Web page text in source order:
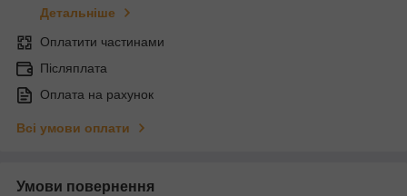
Детальніше
Оплатити частинами
Післяплата
Оплата на рахунок
Всі умови оплати
Умови повернення